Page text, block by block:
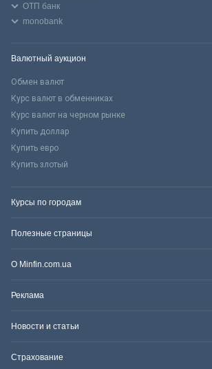
ОТП банк
monobank
Валютный аукцион
Обмен валют
Курс валют в обменниках
Курс валют на черном рынке
Купить доллар
Купить евро
Купить злотый
Курсы по городам
Полезные страницы
О Minfin.com.ua
Реклама
Новости и статьи
Страхование